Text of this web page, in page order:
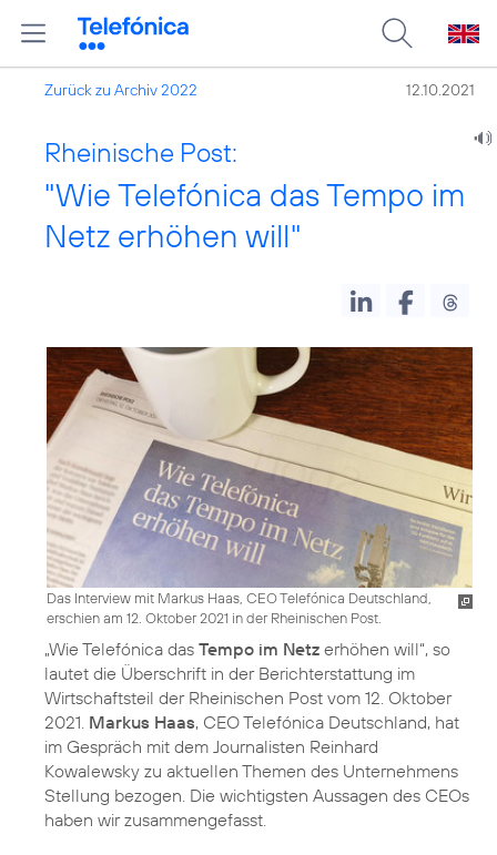
Zurück zu Archiv 2022 12.10.2021
Rheinische Post:
"Wie Telefónica das Tempo im
Netz erhöhen will"
Das Interview mit Markus Haas, CEO Telefónica Deutschland,
erschien am 12. Oktober 2021 in der Rheinischen Post.
„Wie Telefónica das Tempo im Netz erhöhen will“, so
lautet die Überschrift in der Berichterstattung im
Wirtschaftsteil der Rheinischen Post vom 12. Oktober
2021. Markus Haas, CEO Telefónica Deutschland, hat
im Gespräch mit dem Journalisten Reinhard
Kowalewsky zu aktuellen Themen des Unternehmens
Stellung bezogen. Die wichtigsten Aussagen des CEOs
haben wir zusammengefasst.